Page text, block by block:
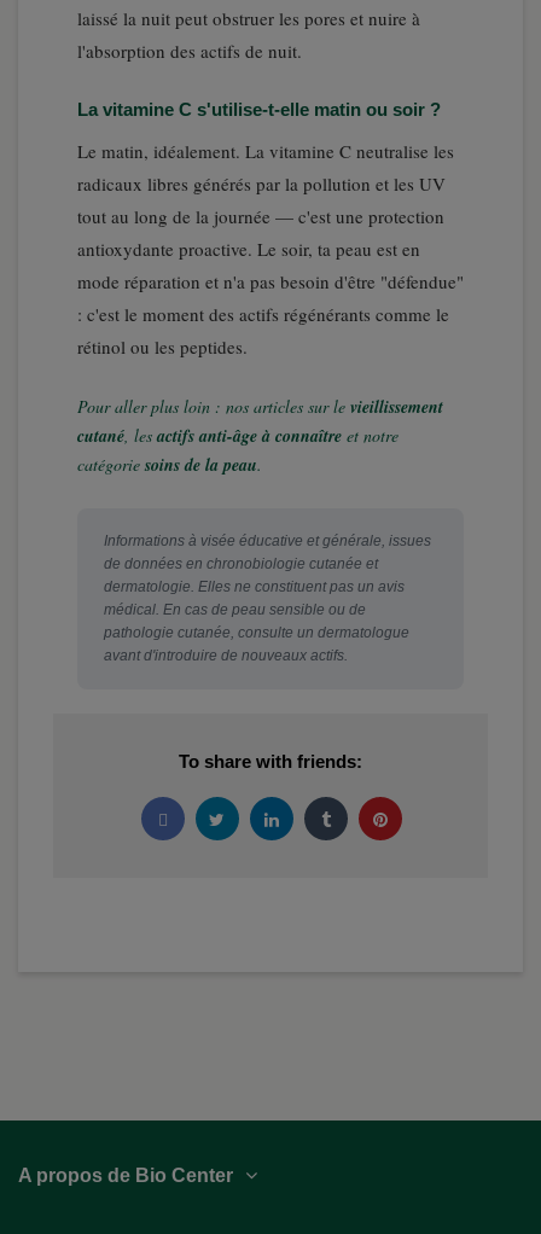
laissé la nuit peut obstruer les pores et nuire à
l'absorption des actifs de nuit.
La vitamine C s'utilise-t-elle matin ou soir ?
Le matin, idéalement. La vitamine C neutralise les
radicaux libres générés par la pollution et les UV
tout au long de la journée — c'est une protection
antioxydante proactive. Le soir, ta peau est en
mode réparation et n'a pas besoin d'être "défendue"
: c'est le moment des actifs régénérants comme le
rétinol ou les peptides.
Pour aller plus loin : nos articles sur le vieillissement
cutané, lesactifs anti-âge à connaître et notre
catégoriesoins de la peau.
Informations à visée éducative et générale, issues
de données en chronobiologie cutanée et
dermatologie. Elles ne constituent pas un avis
médical. En cas de peau sensible ou de
pathologie cutanée, consulte un dermatologue
avant d'introduire de nouveaux actifs.
To share with friends:
A propos de Bio Center